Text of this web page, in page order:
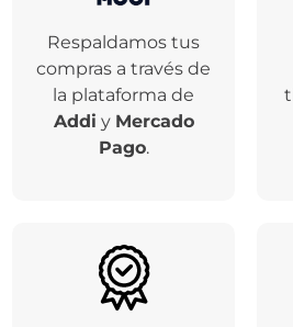
Respaldamos tus
compras a través de
la plataforma de
Addi y Mercado
Pago.